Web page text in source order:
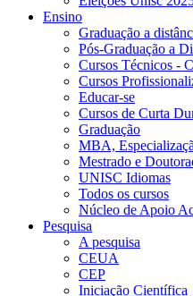
Ensino
Graduação a
Pós-Graduação a
Cursos Técnicos -
Cursos
Educar-se
Cursos de Curta
Graduação
MBA,
Mestrado e
UNISC Idiomas
Todos os cursos
Núcleo de Apoio
Pesquisa
A pesquisa
CEUA
CEP
Iniciação Científica